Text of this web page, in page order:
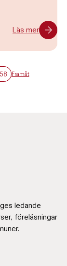
Läs mer
58 Framåt
ledande
föreläsningar